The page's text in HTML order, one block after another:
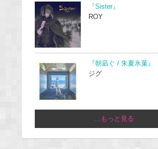
『Sister』
ROY
『朝凪ぐ / 朱夏氷菓』
ジグ
...もっと見る